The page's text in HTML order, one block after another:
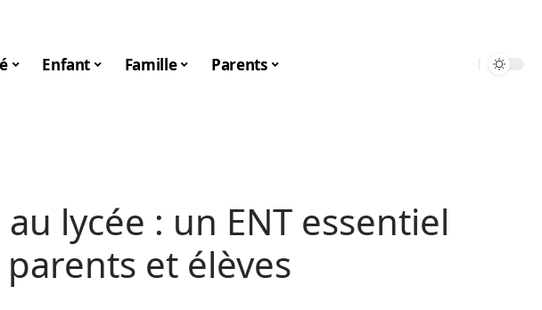
Enfant Famille Parents
au lycée : un ENT essentiel
et élèves